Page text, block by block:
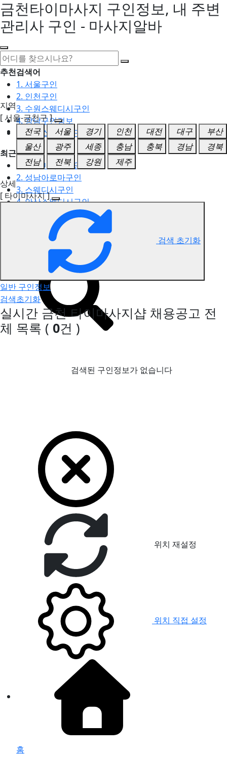
금천타이마사지 구인정보, 내 주변
관리사 구인 - 마사지알바
추천검색어
1. 서울구인
2. 인천구인
3. 수원스웨디시구인
4. 강남구인정보
5. 동탄스웨디시구인
최근검색어
1. 일산마사지구인
2. 성남아로마구인
3. 스웨디시구인
4. 안산스웨디시구인
5. 아로마구인
금천 타이마사지 구인정보
지역
[ 서울-금천구 ]
전국
서울 경기 인천 대전 대구
부산
울산
광주 세종 충남 충북 경남
경북
전남
전북 강원
제주
상세
[ 타이마사지 ]
검색 초기화
일반 구인정보
검색초기화
실시간 금천 타이마사지샵 채용공고 전
체 목록 ( 0건 )
검색된 구인정보가 없습니다
위치 재설정
위치 직접 설정
홈